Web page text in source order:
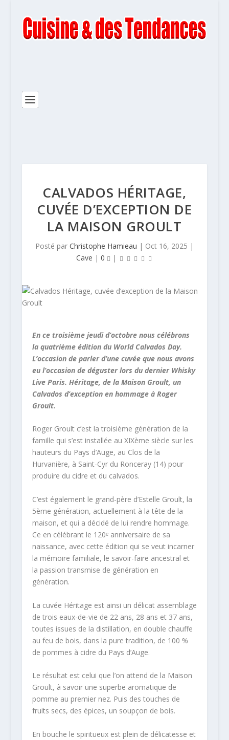
CALVADOS HÉRITAGE,
CUVÉE D’EXCEPTION DE
LA MAISON GROULT
Posté par Christophe Hamieau | Oct 16, 2025 |
Cave |0 |
En ce troisième jeudi d’octobre nous célébrons
la quatrième édition du World Calvados Day.
L’occasion de parler d’une cuvée que nous avons
eu l’occasion de déguster lors du dernier Whisky
Live Paris. Héritage, de la Maison Groult, un
Calvados d’exception en hommage à Roger
Groult.
Roger Groult c’est la troisième génération de la
famille qui s’est installée au XIXème siècle sur les
hauteurs du Pays d’Auge, au Clos de la
Hurvanière, à Saint-Cyr du Ronceray (14) pour
produire du cidre et du calvados.
C’est également le grand-père d’Estelle Groult, la
5ème génération, actuellement à la tête de la
maison, et qui a décidé de lui rendre hommage.
Ce en célébrant le 120ᵉ anniversaire de sa
naissance, avec cette édition qui se veut incarner
la mémoire familiale, le savoir-faire ancestral et
la passion transmise de génération en
génération.
La cuvée Héritage est ainsi un délicat assemblage
de trois eaux-de-vie de 22 ans, 28 ans et 37 ans,
toutes issues de la distillation, en double chauffe
au feu de bois, dans la pure tradition, de 100 %
de pommes à cidre du Pays d’Auge.
Le résultat est celui que l’on attend de la Maison
Groult, à savoir une superbe aromatique de
pomme au premier nez. Puis des touches de
fruits secs, des épices, un soupçon de bois.
En bouche le spiritueux est plein de délicatesse et